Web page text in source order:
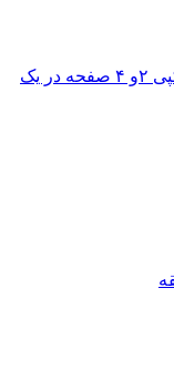
کپی کارت شناسایی کپی ۲و ۴ صفحه در یک